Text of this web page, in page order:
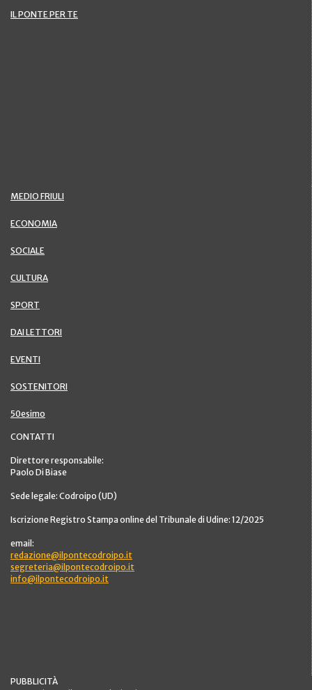
IL PONTE PER TE
MEDIO FRIULI
ECONOMIA
SOCIALE
CULTURA
SPORT
DAI LETTORI
EVENTI
SOSTENITORI
50esimo
CONTATTI
Direttore responsabile:
Paolo Di Biase
Sede legale: Codroipo (UD)
Iscrizione Registro Stampa online del Tribunale di Udine: 12/2025
email:
redazione@ilpontecodroipo.it
segreteria@ilpontecodroipo.it
info@ilpontecodroipo.it
PUBBLICITÀ